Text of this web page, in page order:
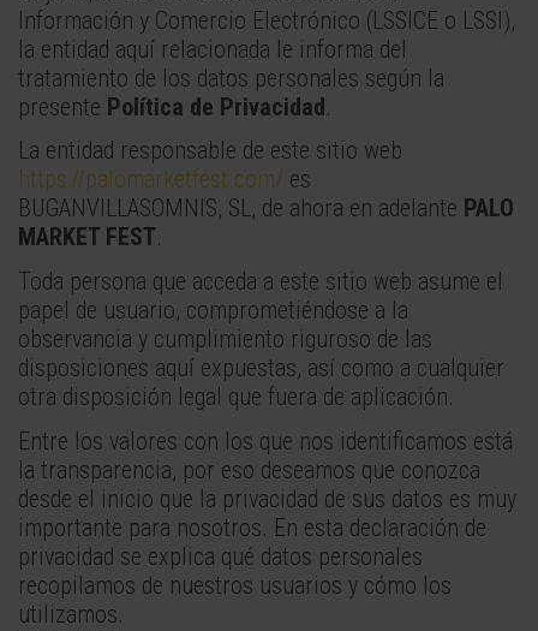
Información y Comercio Electrónico (LSSICE o LSSI),
la entidad aquí relacionada le informa del
tratamiento de los datos personales según la
presente Política de Privacidad.
La entidad responsable de este sitio web
https://palomarketfest.com/ es
BUGANVILLASOMNIS, SL, de ahora en adelante PALO
MARKET FEST.
Toda persona que acceda a este sitio web asume el
papel de usuario, comprometiéndose a la
observancia y cumplimiento riguroso de las
disposiciones aquí expuestas, así como a cualquier
otra disposición legal que fuera de aplicación.
Entre los valores con los que nos identificamos está
la transparencia, por eso deseamos que conozca
desde el inicio que la privacidad de sus datos es muy
importante para nosotros. En esta declaración de
privacidad se explica qué datos personales
recopilamos de nuestros usuarios y cómo los
utilizamos.